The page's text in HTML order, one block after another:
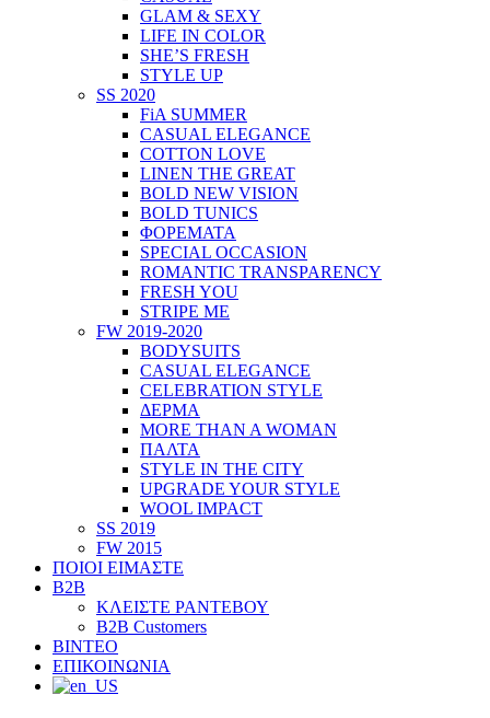
GLAM & SEXY
LIFE IN COLOR
SHE’S FRESH
STYLE UP
SS 2020
FiA SUMMER
CASUAL ELEGANCE
COTTON LOVE
LINEN THE GREAT
BOLD NEW VISION
BOLD TUNICS
ΦΟΡΕΜΑΤΑ
SPECIAL OCCASION
ROMANTIC TRANSPARENCY
FRESH YOU
STRIPE ME
FW 2019-2020
BODYSUITS
CASUAL ELEGANCE
CELEBRATION STYLE
ΔΕΡΜΑ
MORE THAN A WOMAN
ΠΑΛΤΑ
STYLE IN THE CITY
UPGRADE YOUR STYLE
WOOL IMPACT
SS 2019
FW 2015
ΠΟΙΟΙ ΕΙΜΑΣΤΕ
B2B
ΚΛΕΙΣΤΕ ΡΑΝΤΕΒΟΥ
B2B Customers
ΒΙΝΤΕΟ
ΕΠΙΚΟΙΝΩΝΙΑ